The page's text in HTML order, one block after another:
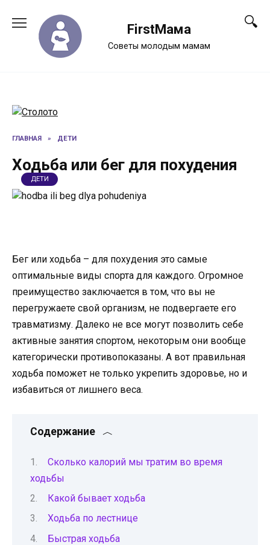
содержанию
FirstМама
Советы молодым мамам
ГЛАВНАЯ » ДЕТИ
Ходьба или бег для похудения
ДЕТИ
Бег или ходьба – для похудения это самые
оптимальные виды спорта для каждого. Огромное
преимущество заключается в том, что вы не
перегружаете свой организм, не подвергаете его
травматизму. Далеко не все могут позволить себе
активные занятия спортом, некоторым они вообще
категорически противопоказаны. А вот правильная
ходьба поможет не только укрепить здоровье, но и
избавиться от лишнего веса.
Содержание
Сколько калорий мы тратим во время
ходьбы
Какой бывает ходьба
Ходьба по лестнице
Быстрая ходьба